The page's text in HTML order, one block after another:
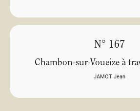
N° 167
Chambon-sur-Voueize à
JAMOT Jean